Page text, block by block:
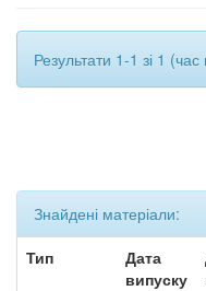
Результати 1-1 зі 1
Знайдені матеріали:
Тип
Дата
випуску